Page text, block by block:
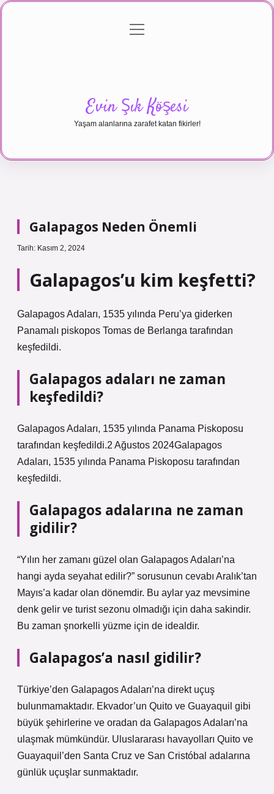
Gizlilik Politikası
menüyü
Evin Şık Köşesi
Yaşam alanlarına zarafet katan fikirler!
Galapagos Neden Önemli
Tarih: Kasım 2, 2024
Galapagos’u kim keşfetti?
Galapagos Adaları, 1535 yılında Peru’ya giderken
Panamalı piskopos Tomas de Berlanga tarafından
keşfedildi.
Galapagos adaları ne zaman
keşfedildi?
Galapagos Adaları, 1535 yılında Panama Piskoposu
tarafından keşfedildi.2 Ağustos 2024Galapagos
Adaları, 1535 yılında Panama Piskoposu tarafından
keşfedildi.
Galapagos adalarına ne zaman
gidilir?
“Yılın her zamanı güzel olan Galapagos Adaları’na
hangi ayda seyahat edilir?” sorusunun cevabı Aralık’tan
Mayıs’a kadar olan dönemdir. Bu aylar yaz mevsimine
denk gelir ve turist sezonu olmadığı için daha sakindir.
Bu zaman şnorkelli yüzme için de idealdir.
Galapagos’a nasıl gidilir?
Türkiye’den Galapagos Adaları’na direkt uçuş
bulunmamaktadır. Ekvador’un Quito ve Guayaquil gibi
büyük şehirlerine ve oradan da Galapagos Adaları’na
ulaşmak mümkündür. Uluslararası havayolları Quito ve
Guayaquil’den Santa Cruz ve San Cristóbal adalarına
günlük uçuşlar sunmaktadır.